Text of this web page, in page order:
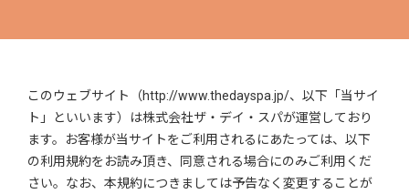
このウェブサイト（http://www.thedayspa.jp/、以下「当サイ
ト」といいます）は株式会社ザ・デイ・スパが運営しており
ます。お客様が当サイトをご利用されるにあたっては、以下
の利用規約をお読み頂き、同意される場合にのみご利用くだ
さい。なお、本規約につきましては予告なく変更することが